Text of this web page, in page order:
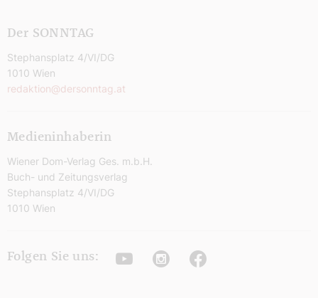
Der SONNTAG
Stephansplatz 4/VI/DG
1010 Wien
redaktion@dersonntag.at
Medieninhaberin
Wiener Dom-Verlag Ges. m.b.H.
Buch- und Zeitungsverlag
Stephansplatz 4/VI/DG
1010 Wien
Folgen Sie uns: YoutubeInstagramFacebook